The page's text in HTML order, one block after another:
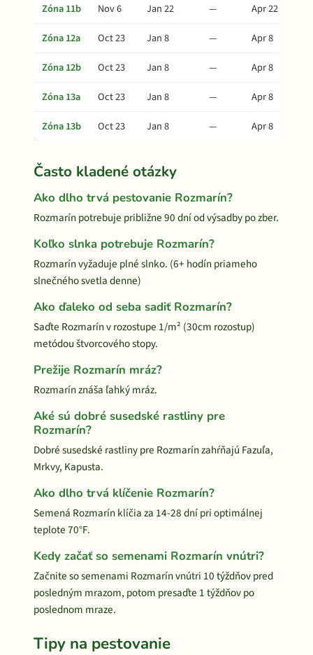
Zóna 11b Nov 6 Jan 22 —
Apr 22
Zóna 12a
Oct 23 Jan 8 —
Apr 8
Zóna 12b
Oct 23 Jan 8 —
Apr 8
Zóna 13a
Oct 23 Jan 8 —
Apr 8
Zóna 13b
Oct 23 Jan 8 — Apr 8
Často kladené otázky
Ako dlho trvá pestovanie Rozmarín?
Rozmarín potrebuje približne 90 dní od výsadby po zber.
Koľko slnka potrebuje Rozmarín?
Rozmarín vyžaduje plné slnko. (6+ hodín priameho
slnečného svetla denne)
Ako ďaleko od seba sadiť Rozmarín?
Saďte Rozmarín v rozostupe 1/m² (30cm rozostup)
metódou štvorcového stopy.
Prežije Rozmarín mráz?
Rozmarín znáša ľahký mráz.
Aké sú dobré susedské rastliny pre
Rozmarín?
Dobré susedské rastliny pre Rozmarín zahŕňajú Fazuľa,
Mrkvy, Kapusta.
Ako dlho trvá klíčenie Rozmarín?
Semená Rozmarín klíčia za 14-28 dní pri optimálnej
teplote 70°F.
Kedy začať so semenami Rozmarín vnútri?
Začnite so semenami Rozmarín vnútri 10 týždňov pred
posledným mrazom, potom presaďte 1 týždňov po
poslednom mraze.
Tipy na pestovanie